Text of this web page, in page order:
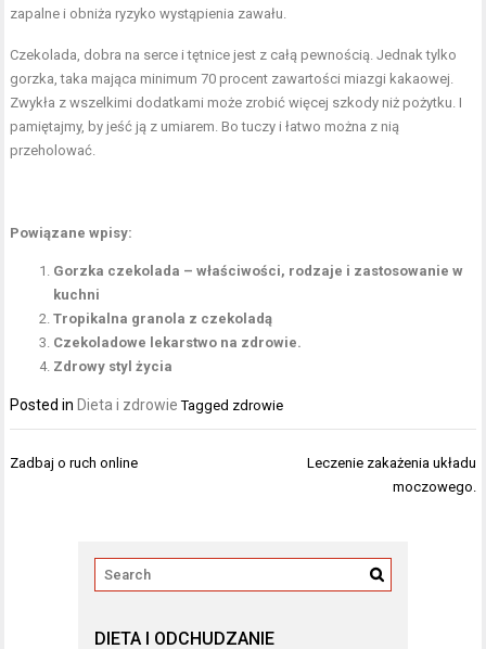
zapalne i obniża ryzyko wystąpienia zawału.
Czekolada, dobra na serce i tętnice jest z całą pewnością. Jednak tylko
gorzka, taka mająca minimum 70 procent zawartości miazgi kakaowej.
Zwykła z wszelkimi dodatkami może zrobić więcej szkody niż pożytku. I
pamiętajmy, by jeść ją z umiarem. Bo tuczy i łatwo można z nią
przeholować.
Powiązane wpisy:
Gorzka czekolada – właściwości, rodzaje i zastosowanie w
kuchni
Tropikalna granola z czekoladą
Czekoladowe lekarstwo na zdrowie.
Zdrowy styl życia
Posted in Dieta i zdrowie Tagged zdrowie
Nawigacja
Zadbaj o ruch online
Leczenie zakażenia układu
moczowego.
DIETA I ODCHUDZANIE